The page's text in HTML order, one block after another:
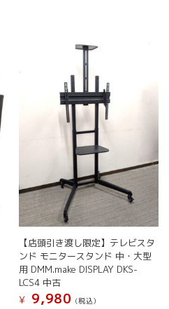
【店頭引き渡し限定】テレビスタ
ンド モニタースタンド 中・大型
用 DMM.make DISPLAY DKS-
LCS4 中古
¥
9,980 (税込）